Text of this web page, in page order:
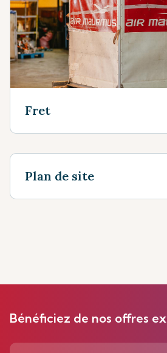
Fret
Plan de site
Bénéficiez de nos offres